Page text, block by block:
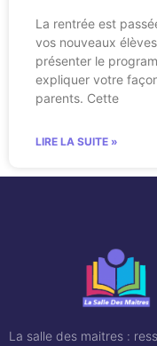
La rentrée est
vos nouveaux
présenter le
expliquer votre
parents. Cette
LIRE LA SUITE »
La salle des maitres :